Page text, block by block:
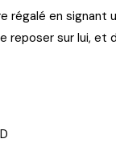
régalé en signant
reposer sur lui, et